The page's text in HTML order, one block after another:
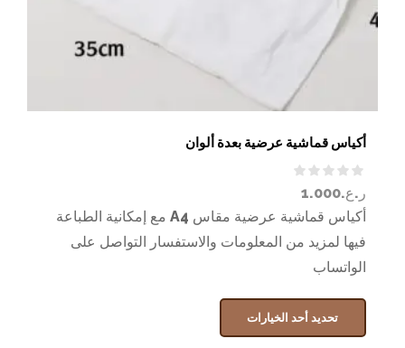
أكياس قماشية عرضية بعدة ألوان
ر.ع.1.000
أكياس قماشية عرضية مقاس A4 مع إمكانية الطباعة
فيها لمزيد من المعلومات والاستفسار التواصل على
الواتساب
تحديد أحد الخيارات